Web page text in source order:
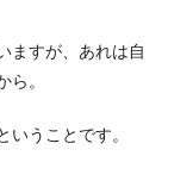
ますが、あれは自
。
うことです。